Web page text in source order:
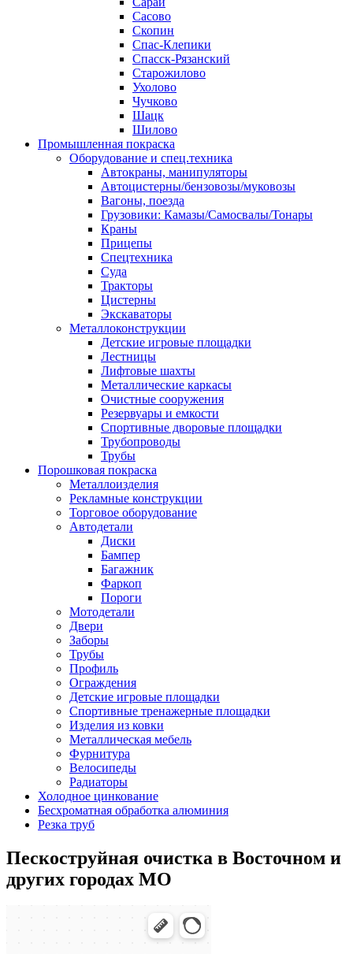
Сасово
Скопин
Спас-Клепики
Спасск-Рязанский
Старожилово
Ухолово
Чучково
Шацк
Шилово
Промышленная покраска
Оборудование и спец.техника
Автокраны, манипуляторы
Автоцистерны/бензовозы/муковозы
Вагоны, поезда
Грузовики: Камазы/Самосвалы/Тонары
Краны
Прицепы
Спецтехника
Суда
Тракторы
Цистерны
Экскаваторы
Металлоконструкции
Детские игровые площадки
Лестницы
Лифтовые шахты
Металлические каркасы
Очистные сооружения
Резервуары и емкости
Спортивные дворовые площадки
Трубопроводы
Трубы
Порошковая покраска
Металлоизделия
Рекламные конструкции
Торговое оборудование
Автодетали
Диски
Бампер
Багажник
Фаркоп
Пороги
Мотодетали
Двери
Заборы
Трубы
Профиль
Ограждения
Детские игровые площадки
Спортивные тренажерные площадки
Изделия из ковки
Металлическая мебель
Фурнитура
Велосипеды
Радиаторы
Холодное цинкование
Бесхроматная обработка алюминия
Резка труб
Пескоструйная очистка в Восточном и
других городах МО